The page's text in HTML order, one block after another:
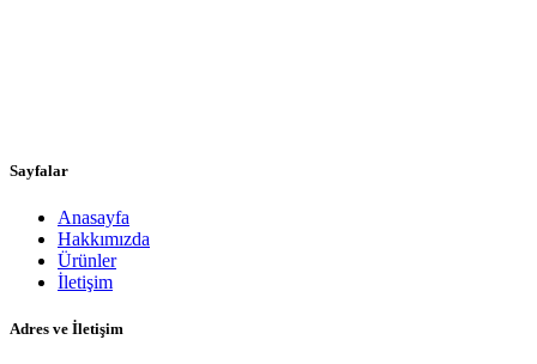
Sayfalar
Anasayfa
Hakkımızda
Ürünler
İletişim
Adres ve İletişim